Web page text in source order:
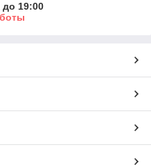
до 19:00